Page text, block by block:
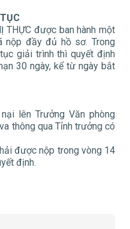
THỰC được ban hành một
nộp đầy đủ hồ sơ. Trong
giải trình thì quyết định
30 ngày, kể từ ngày bắt
lên Trưởng Văn phòng
thông qua Tỉnh trưởng có
được nộp trong vòng 14
định.